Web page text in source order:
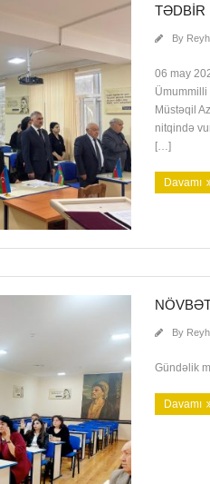
TƏDBIR
By
06 may
Müstəqil
nitqində
[…]
Davamı
By
Gündəlik
Davamı